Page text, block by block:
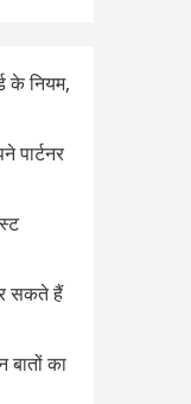
के नियम,
पार्टनर
सकते हैं
का